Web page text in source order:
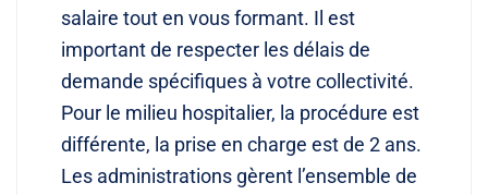
salaire tout en vous formant. Il est
important de respecter les délais de
demande spécifiques à votre collectivité.
Pour le milieu hospitalier, la procédure est
différente, la prise en charge est de 2 ans.
Les administrations gèrent l’ensemble de